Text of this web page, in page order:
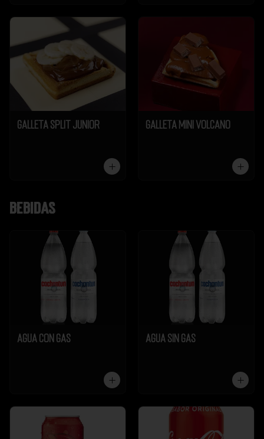
Galleta Split Junior Galleta Mini Volcano
Bebidas
Agua Con Gas Agua Sin Gas